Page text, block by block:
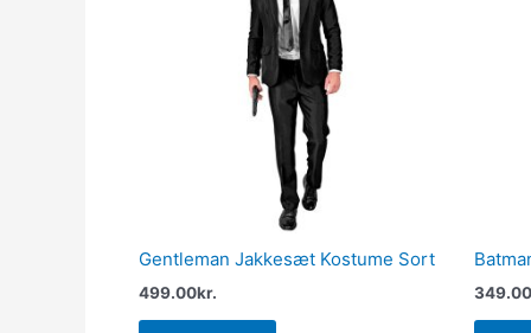
Gentleman Jakkesæt Kostume Sort
499.00kr. 349.00